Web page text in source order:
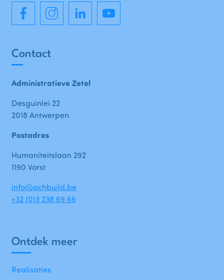
Ontdek meer
Realisaties
Contact
Administratieve Zetel
Desguinlei 22
2018 Antwerpen
Postadres
Humaniteitslaan 292
1190 Vorst
info@achbuild.be
+32 (0)3 238 69 66